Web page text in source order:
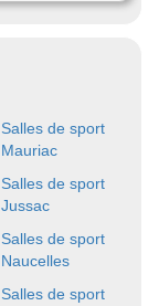
Salles de sport
Mauriac
Salles de sport
Jussac
Salles de sport
Naucelles
Salles de sport